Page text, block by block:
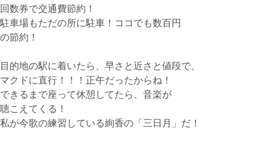
ピアノ教室について
携帯
回数券で交通費節約！
駐車場もただの所に駐車！ココでも数百円
の節約！
目的地の駅に着いたら、早さと近さと値段で、
マクドに直行！！！正午だったからね！
できるまで座って休憩してたら、音楽が
聴こえてくる！
私が今歌の練習している絢香の「三日月」だ！